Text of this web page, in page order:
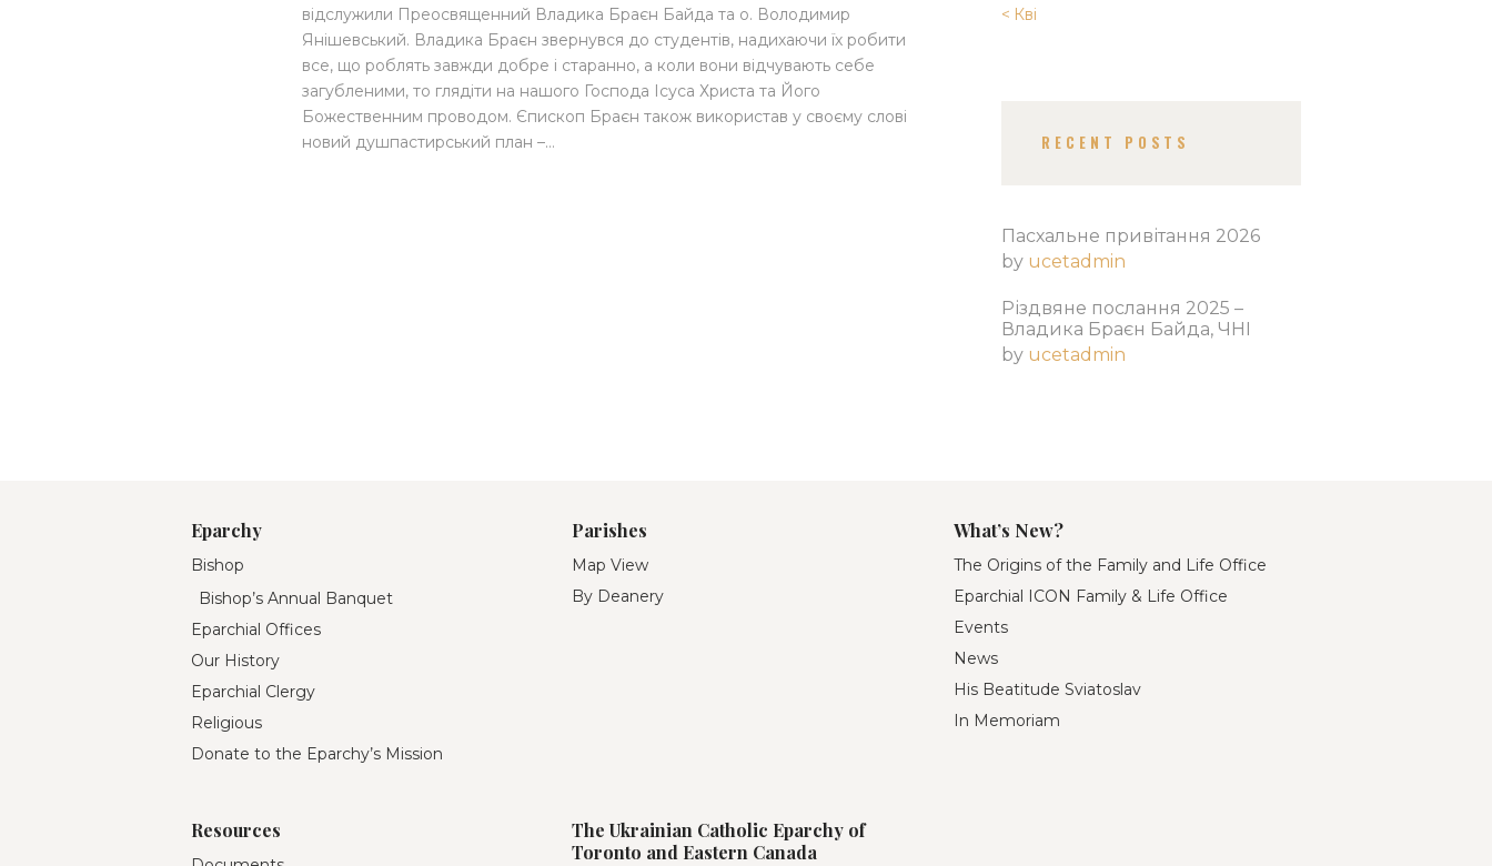
відслужили Преосвященний Владика Браєн Байда та о. Володимир
Янішевський. Владика Браєн звернувся до студентів, надихаючи їх робити
все, що роблять завжди добре і старанно, а коли вони відчувають себе
загубленими, то глядіти на нашого Господа Ісуса Христа та Його
Божественним проводом. Єпископ Браєн також використав у своєму слові
новий душпастирський план –…
« Кві
RECENT POSTS
Пасхальне привітання 2026
by ucetadmin
Різдвяне послання 2025 –
Владика Браєн Байда, ЧНІ
by ucetadmin
Eparchy
Bishop
Bishop’s Annual Banquet
Eparchial Offices
Our History
Eparchial Clergy
Religious
Donate to the Eparchy’s Mission
Parishes
Map View
By Deanery
What’s New?
The Origins of the Family and Life Office
Eparchial ICON Family & Life Office
Events
News
His Beatitude Sviatoslav
In Memoriam
Resources
The Ukrainian Catholic Eparchy of
Toronto and Eastern Canada